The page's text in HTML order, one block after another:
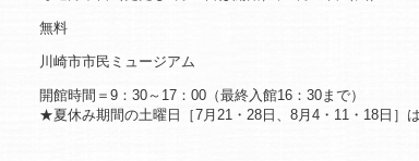
無料
川崎市市民ミュージアム
開館時間＝9：30～17：00（最終入館16：30まで）
★夏休み期間の土曜日［7月21・28日、8月4・11・18日］